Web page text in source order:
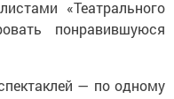
понравившуюся
коллективов